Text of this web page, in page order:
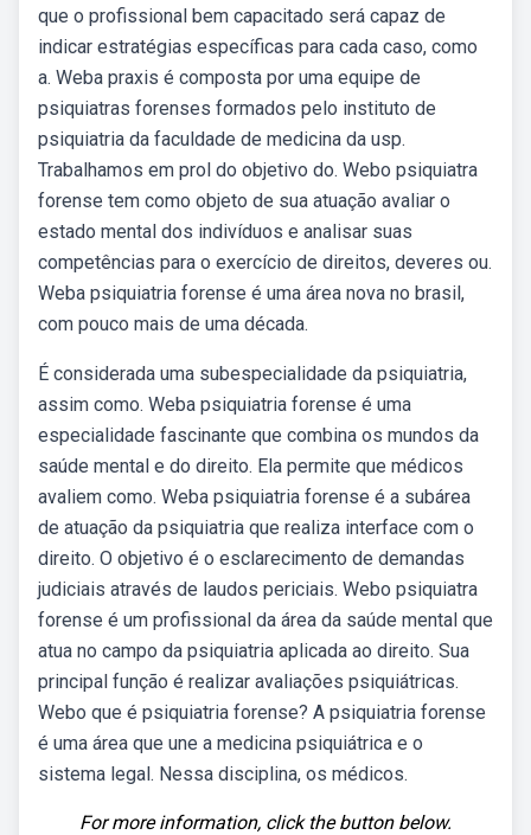
que o profissional bem capacitado será capaz de
indicar estratégias específicas para cada caso, como
a. Weba praxis é composta por uma equipe de
psiquiatras forenses formados pelo instituto de
psiquiatria da faculdade de medicina da usp.
Trabalhamos em prol do objetivo do. Webo psiquiatra
forense tem como objeto de sua atuação avaliar o
estado mental dos indivíduos e analisar suas
competências para o exercício de direitos, deveres ou.
Weba psiquiatria forense é uma área nova no brasil,
com pouco mais de uma década.
É considerada uma subespecialidade da psiquiatria,
assim como. Weba psiquiatria forense é uma
especialidade fascinante que combina os mundos da
saúde mental e do direito. Ela permite que médicos
avaliem como. Weba psiquiatria forense é a subárea
de atuação da psiquiatria que realiza interface com o
direito. O objetivo é o esclarecimento de demandas
judiciais através de laudos periciais. Webo psiquiatra
forense é um profissional da área da saúde mental que
atua no campo da psiquiatria aplicada ao direito. Sua
principal função é realizar avaliações psiquiátricas.
Webo que é psiquiatria forense? A psiquiatria forense
é uma área que une a medicina psiquiátrica e o
sistema legal. Nessa disciplina, os médicos.
For more information, click the button below.